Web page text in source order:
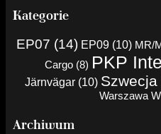
Kategorie
EP07 (14) EP09 (10) MR/
Cargo (8) PKP
Järnvägar (10) Szwecja
Warszawa
Archiwum